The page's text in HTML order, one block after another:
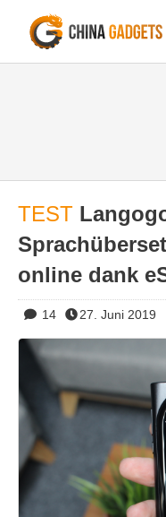
TEST
online dank
14 27. Juni 2019